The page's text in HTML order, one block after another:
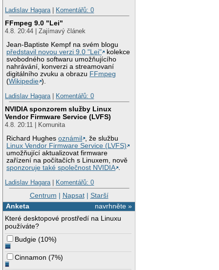
Ladislav Hagara| Komentářů: 0
FFmpeg 9.0 "Lei"
4.8. 20:44 | Zajímavý článek
Jean-Baptiste Kempf na svém blogu
představil novou verzi 9.0 "Lei"
kolekce
svobodného softwaru umožňujícího
nahrávání, konverzi a streamovaní
digitálního zvuku a obrazu FFmpeg
(Wikipedie ).
Ladislav Hagara| Komentářů: 0
NVIDIA sponzorem služby Linux
Vendor Firmware Service (LVFS)
4.8. 20:11 | Komunita
Richard Hughesoznámil
, že službu
Linux Vendor Firmware Service (LVFS)
umožňující aktualizovat firmware
zařízení na počítačích s Linuxem, nově
sponzoruje také společnost NVIDIA .
Ladislav Hagara| Komentářů: 0
Centrum | Napsat| Starší
navrhněte »
Anketa
Které desktopové prostředí na Linuxu
používáte?
Budgie (10%)
Cinnamon (7%)